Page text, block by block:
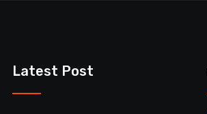
Latest Post